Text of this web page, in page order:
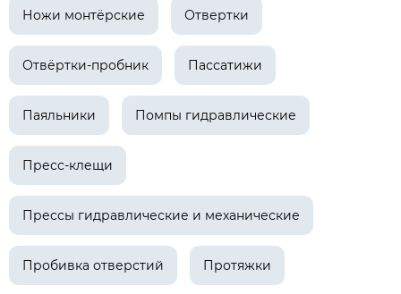
Ножи монтёрские Отвертки
Отвёртки-пробник Пассатижи
Паяльники Помпы гидравлические
Пресс-клещи
Прессы гидравлические и механические
Пробивка отверстий Протяжки